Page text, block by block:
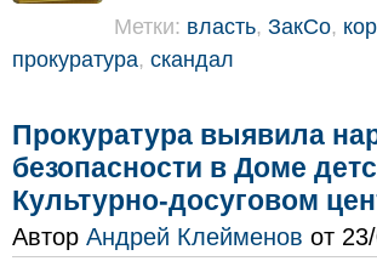
Метки: власть, ЗакСо,
прокуратура, скандал
Прокуратура выявила
безопасности в Доме
Культурно-досуговом
Автор Андрей Клейменов от